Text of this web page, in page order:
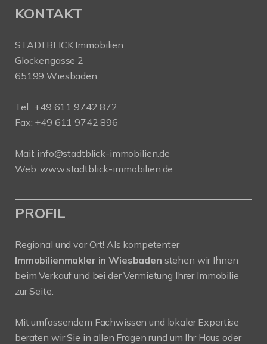
KONTAKT
STADTBLICK Immobilien
Glockengasse 2
65199 Wiesbaden
Tel.: +49 611 9742 872
Fax: +49 611 9742 896
Mail: info@stadtblick-immobilien.de
Web:www.stadtblick-immobilien.de
PROFIL
Regional und vor Ort! Als kompetenter
Immobilienmakler in Wiesbaden stehen wir Ihnen
beim Verkauf und bei der Vermietung Ihrer Immobilie
zur Seite.
Mit umfassendem Fachwissen und lokaler Expertise
beraten wir Sie in allen Fragen rund um Ihr Haus oder